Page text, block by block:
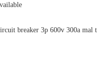
breaker 3p 600v 300a mal